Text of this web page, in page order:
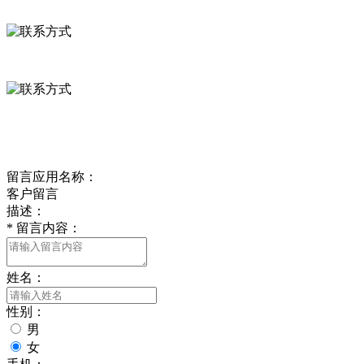
留言应用名称：
客户留言
描述：
* 留言内容：
姓名：
性别：
男
女